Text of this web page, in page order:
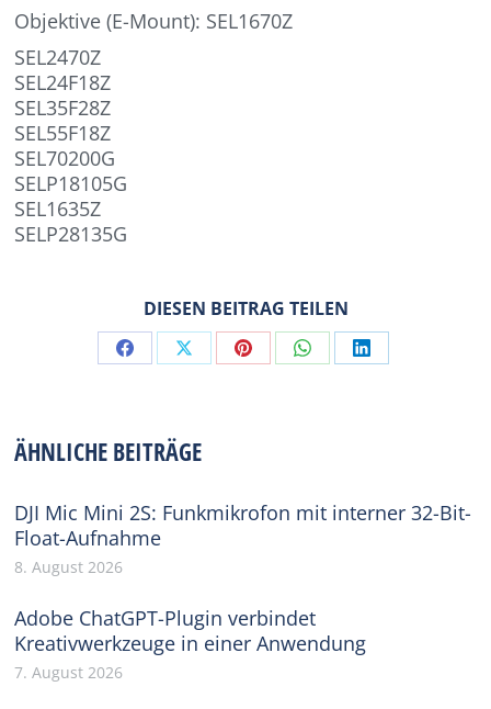
Objektive (E-Mount): SEL1670Z
SEL2470Z
SEL24F18Z
SEL35F28Z
SEL55F18Z
SEL70200G
SELP18105G
SEL1635Z
SELP28135G
DIESEN BEITRAG TEILEN
Share Share Share Share Share
ÄHNLICHE BEITRÄGE
DJI Mic Mini 2S: Funkmikrofon mit interner 32-Bit-
Float-Aufnahme
8. August 2026
Adobe ChatGPT-Plugin verbindet
Kreativwerkzeuge in einer Anwendung
7. August 2026